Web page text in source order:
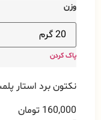
وزن
پاک کردن
نکتون برد استار پلمپ 20
160,000 تومان